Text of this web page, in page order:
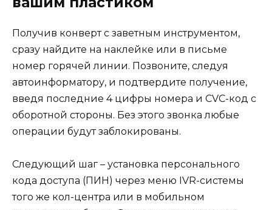
Получив конверт с заветным инструментом,
сразу найдите на наклейке или в письме
номер горячей линии. Позвоните, следуя
автоинформатору, и подтвердите получение,
введя последние 4 цифры номера и CVC-код с
оборотной стороны. Без этого звонка любые
операции будут заблокированы.
Следующий шаг – установка персонального
кода доступа (ПИН) через меню IVR-системы
того же кол-центра или в мобильном